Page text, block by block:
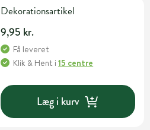
Dekorationsartikel
9,95 kr.
Få leveret
Klik & Hent i15 centre
Læg i kurv